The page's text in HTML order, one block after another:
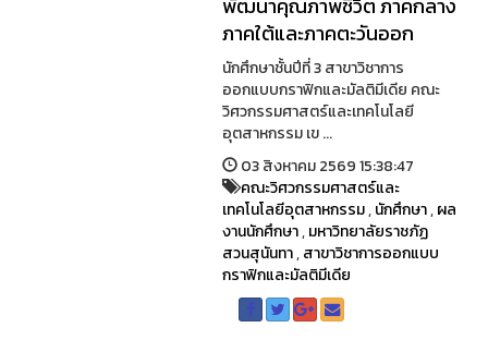
พัฒนาคุณภาพชีวิต ภาคกลาง
ภาคใต้และภาคตะวันออก
นักศึกษาชั้นปีที่ 3 สาขาวิชาการ
ออกแบบกราฟิกและมัลติมีเดีย คณะ
วิศวกรรมศาสตร์และเทคโนโลยี
อุตสาหกรรม เข ...
03 สิงหาคม 2569 15:38:47
คณะวิศวกรรมศาสตร์และ
เทคโนโลยีอุตสาหกรรม,นักศึกษา,ผล
งานนักศึกษา,มหาวิทยาลัยราชภัฏ
สวนสุนันทา,สาขาวิชาการออกแบบ
กราฟิกและมัลติมีเดีย